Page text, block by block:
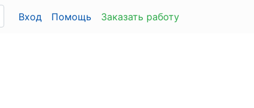
Вход Помощь Заказать работу